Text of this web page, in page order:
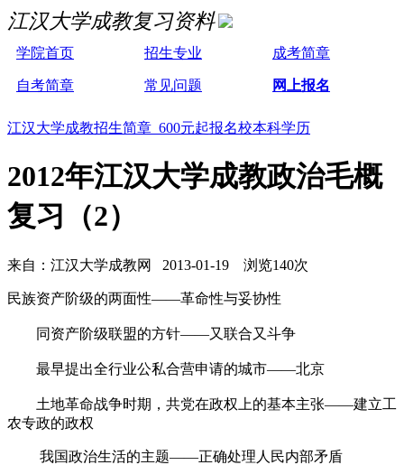
江汉大学成教复习资料
学院首页 招生专业 成考简章
自考简章 常见问题 网上报名
江汉大学成教招生简章 600元起报名校本科学历
2012年江汉大学成教政治毛概
复习（2）
来自：江汉大学成教网 2013-01-19 浏览140次
民族资产阶级的两面性——革命性与妥协性
同资产阶级联盟的方针——又联合又斗争
最早提出全行业公私合营申请的城市——北京
土地革命战争时期，共党在政权上的基本主张——建立工
农专政的政权
我国政治生活的主题——正确处理人民内部矛盾